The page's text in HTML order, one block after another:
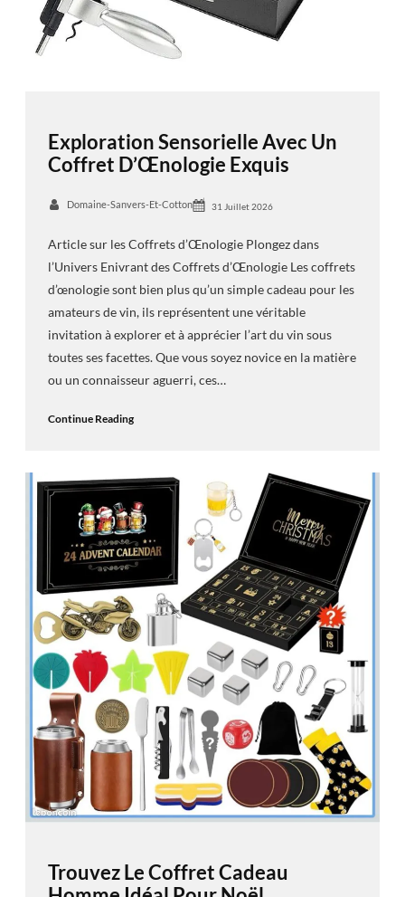
Exploration Sensorielle Avec Un
Coffret D’Œnologie Exquis
Domaine-Sanvers-Et-Cotton 31 Juillet 2026
Article sur les Coffrets d’Œnologie Plongez dans
l’Univers Enivrant des Coffrets d’Œnologie Les coffrets
d’œnologie sont bien plus qu’un simple cadeau pour les
amateurs de vin, ils représentent une véritable
invitation à explorer et à apprécier l’art du vin sous
toutes ses facettes. Que vous soyez novice en la matière
ou un connaisseur aguerri, ces…
Continue Reading
Trouvez Le Coffret Cadeau